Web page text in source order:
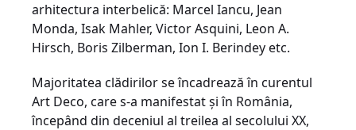
arhitectura interbelică: Marcel Iancu, Jean
Monda, Isak Mahler, Victor Asquini, Leon A.
Hirsch, Boris Zilberman, Ion I. Berindey etc.
Majoritatea clădirilor se încadrează în curentul
Art Deco, care s-a manifestat şi în România,
începând din deceniul al treilea al secolului XX,